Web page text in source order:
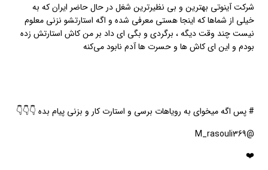
شرکت آینوتی بهترین و بی نظیرترین شغل در حال حاضر ایران که به
خیلی از شماها که اینجا هستی معرفی شده و اگه استارتشو نزنی معلوم
نیست چند وقت دیگه ، برگردی و بگی ای داد بر من کاش استارتش زده
بودم و این ای کاش ها و حسرت ها آدم نابود می‌کنه
# پس اگه میخوای به رویاهات برسی و استارت کار و بزنی پیام بده 👇👇👇
@M_rasouli369
❤️